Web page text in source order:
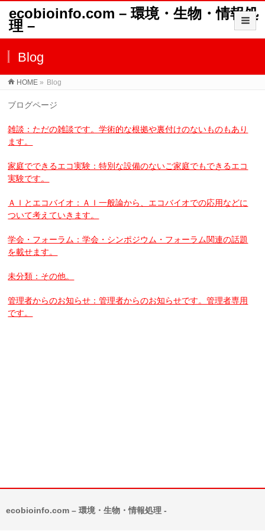
ecobioinfo.com – 環境・生物・情報処
理 –
Blog
HOME » Blog
ブログページ
雑談：ただの雑談です。学術的な根拠や裏付けのないものもあり
ます。
家庭でできるエコ実験：特別な設備のないご家庭でもできるエコ
実験です。
ＡＩとエコバイオ：ＡＩ一般論から、エコバイオでの応用などに
ついて考えていきます。
学会・フォーラム：学会・シンポジウム・フォーラム関連の話題
を載せます。
未分類：その他。
管理者からのお知らせ：管理者からのお知らせです。管理者専用
です。
ecobioinfo.com – 環境・生物・情報処理 -